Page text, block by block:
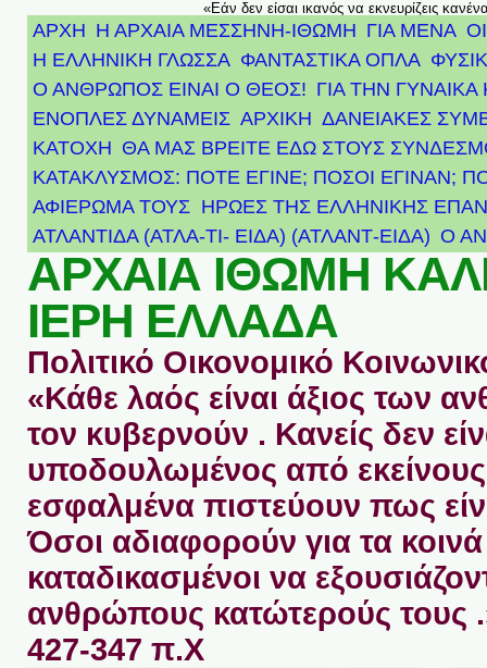
«Εάν δεν είσαι ικανός να εκνευρίζεις
ΑΡΧΗ Η ΑΡΧΑΙΑ ΜΕΣΣΗΝΗ-ΙΘΩΜΗ ΓΙΑ ΜΕΝΑ
Η ΕΛΛΗΝΙΚΗ ΓΛΩΣΣΑ ΦΑΝΤΑΣΤΙΚΑ ΟΠΛΑ
Ο ΑΝΘΡΩΠΟΣ ΕΙΝΑΙ Ο ΘΕΟΣ! ΓΙΑ ΤΗΝ ΓΥΝΑΙΚΑ
ΕΝΟΠΛΕΣ ΔΥΝΑΜΕΙΣ ΑΡΧΙΚΉ ΔΑΝΕΙΑΚΕΣ
ΚΑΤΟΧΗ ΘΑ ΜΑΣ ΒΡΕΙΤΕ ΕΔΩ ΣΤΟΥΣ
ΚΑΤΑΚΛΥΣΜΟΣ: ΠΟΤΕ ΕΓΙΝΕ; ΠΟΣΟΙ ΕΓΙΝΑΝ;
ΑΦΙΈΡΩΜΑ ΤΟΥΣ ΉΡΩΕΣ ΤΗΣ ΕΛΛΗΝΙΚΉΣ
ΑΤΛΑΝΤΊΔΑ (ΑΤΛΑ-ΤΙ- ΕΙΔΑ) (ΑΤΛΑΝΤ-ΕΙΔΑ) Ο
ΑΡΧΑΙΑ ΙΘΩΜΗ
ΙΕΡΗ ΕΛΛΑΔΑ
Πολιτικό Οικονομικό
«Κάθε λαός είναι άξιος των
τον κυβερνούν . Κανείς δεν
υποδουλωμένος από
εσφαλμένα πιστεύουν πως
Όσοι αδιαφορούν για τα κοινά
καταδικασμένοι να
ανθρώπους κατώτερούς τους
427-347 π.Χ